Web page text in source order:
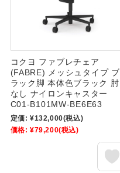
コクヨ ファブレチェア
(FABRE) メッシュタイプ ブ
ラック脚 本体色ブラック 肘
なし ナイロンキャスター
C01-B101MW-BE6E63
定価: ¥132,000(税込)
価格: ¥79,200(税込)